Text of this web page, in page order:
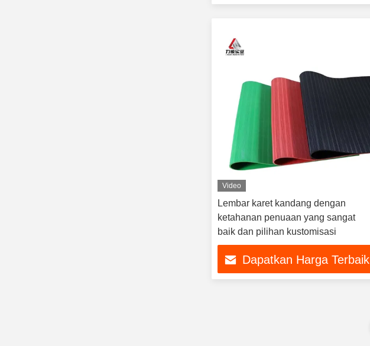
Video
Lembar karet kandang dengan
ketahanan penuaan yang sangat
baik dan pilihan kustomisasi
Dapatkan Harga Terbaik